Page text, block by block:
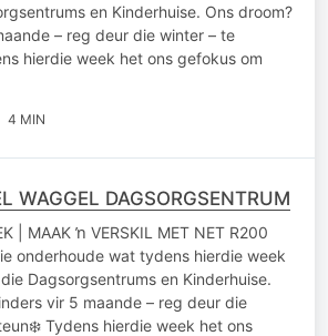
en Kinderhuise. Ons droom?
– reg deur die winter – te
hierdie week het ons gefokus om
4 MIN
WAGGEL DAGSORGSENTRUM
| MAAK ŉ VERSKIL MET NET R200
onderhoude wat tydens hierdie week
Dagsorgsentrums en Kinderhuise.
vir 5 maande – reg deur die
Tydens hierdie week het ons